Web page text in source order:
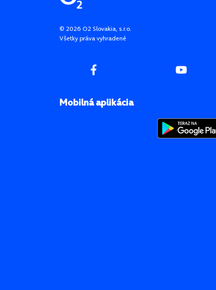
© 2026 O2 Slovakia, s.r.o.
Všetky práva vyhradené
Mobilná aplikácia